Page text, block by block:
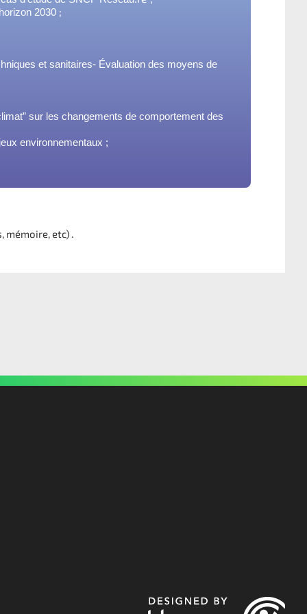
2030 ;
et sanitaires- Évaluation des moyens de
sur les changements de comportement des
environnementaux ;
mémoire, etc) .